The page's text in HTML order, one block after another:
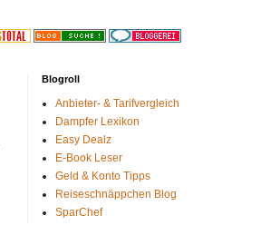
Blogroll
Anbieter- & Tarifvergleich
Dampfer Lexikon
Easy Dealz
E-Book Leser
Geld & Konto Tipps
Reiseschnäppchen Blog
SparChef